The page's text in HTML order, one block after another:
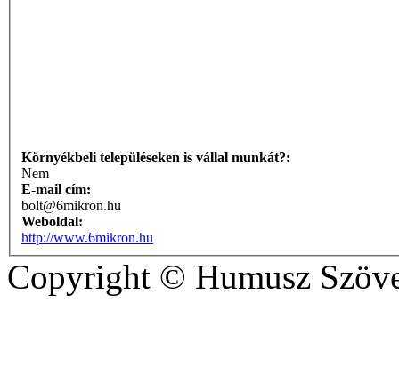
Környékbeli településeken is vállal munkát?:
Nem
E-mail cím:
bolt@6mikron.hu
Weboldal:
http://www.6mikron.hu
Copyright © Humusz